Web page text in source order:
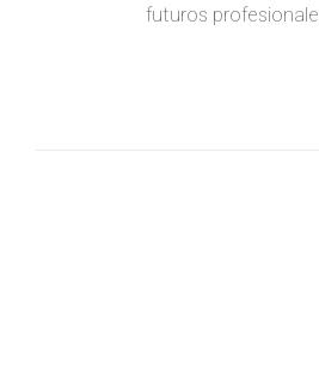
futuros